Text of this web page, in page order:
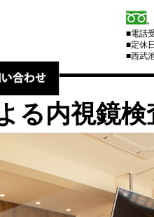
■電話
■定休
■西武
る内視鏡検